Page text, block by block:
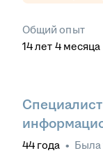
Общий опыт
14лет 4 месяца
44 года • Была